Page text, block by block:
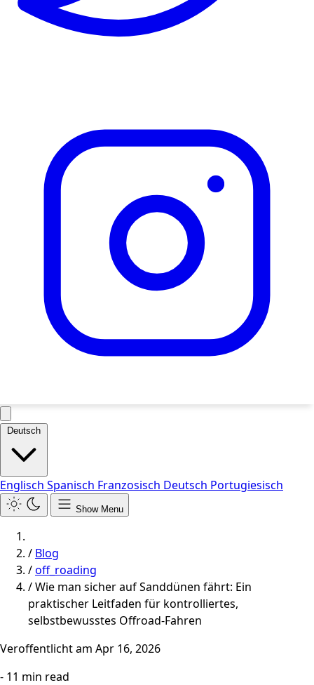
Deutsch
Englisch Spanisch Franzosisch Deutsch Portugiesisch
Show Menu
/ Blog
/off_roading
/Wie man sicher auf Sanddünen fährt: Ein
praktischer Leitfaden für kontrolliertes,
selbstbewusstes Offroad-Fahren
Veroffentlicht am Apr 16, 2026
- 11 min read